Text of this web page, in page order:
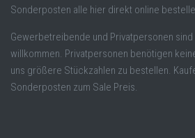
Sonderposten alle hier direkt online
Gewerbetreibende und Privatpersonen sind
willkommen. Privatpersonen benötigen
uns größere Stückzahlen zu bestellen.
Sonderposten zum Sale Preis.